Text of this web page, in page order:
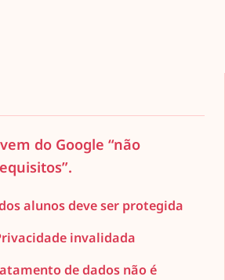
do Google “não
alunos deve ser protegida
invalidada
de dados não é